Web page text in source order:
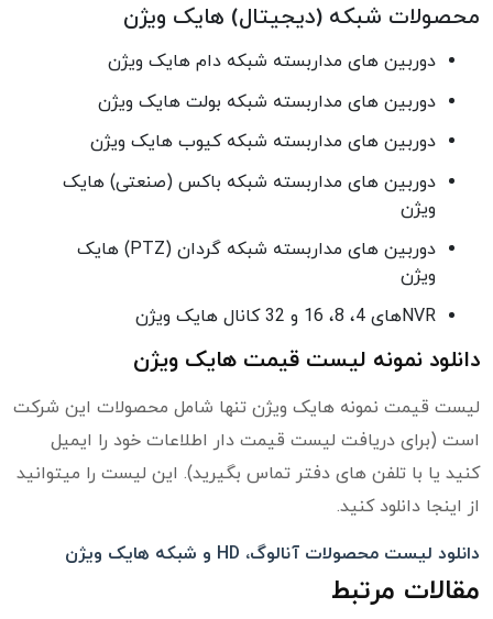
محصولات شبکه (دیجیتال) هایک ویژن
دوربین های مداربسته شبکه دام هایک ویژن
دوربین های مداربسته شبکه بولت هایک ویژن
دوربین های مداربسته شبکه کیوب هایک ویژن
دوربین های مداربسته شبکه باکس (صنعتی) هایک
ویژن
دوربین های مداربسته شبکه گردان (PTZ) هایک
ویژن
NVRهای 4، 8، 16 و 32 کانال هایک ویژن
دانلود نمونه لیست قیمت هایک ویژن
لیست قیمت نمونه هایک ویژن تنها شامل محصولات این شرکت
است (برای دریافت لیست قیمت دار اطلاعات خود را ایمیل
کنید یا با تلفن های دفتر تماس بگیرید). این لیست را میتوانید
از اینجا دانلود کنید.
دانلود لیست محصولات آنالوگ، HD و شبکه هایک ویژن
مقالات مرتبط